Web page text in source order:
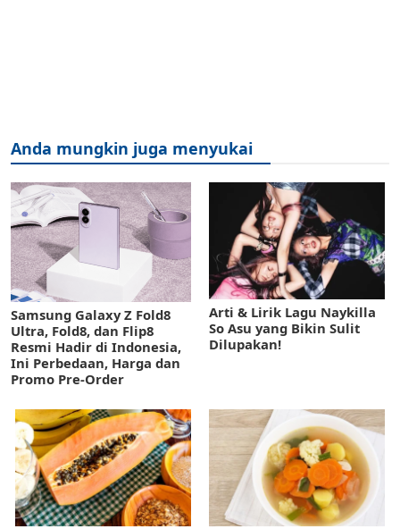
Anda mungkin juga menyukai
Samsung Galaxy Z Fold8
Ultra, Fold8, dan Flip8
Resmi Hadir di Indonesia,
Ini Perbedaan, Harga dan
Promo Pre-Order
Arti & Lirik Lagu Naykilla
So Asu yang Bikin Sulit
Dilupakan!